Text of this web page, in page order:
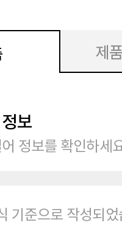
제
보
정보를 확인하세
기준으로 작성되